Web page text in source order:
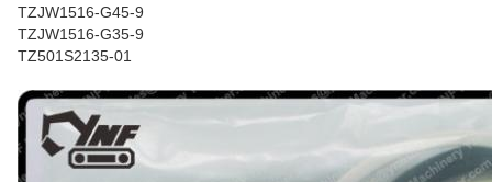
TZJW1516-G45-9
TZJW1516-G35-9
TZ501S2135-01